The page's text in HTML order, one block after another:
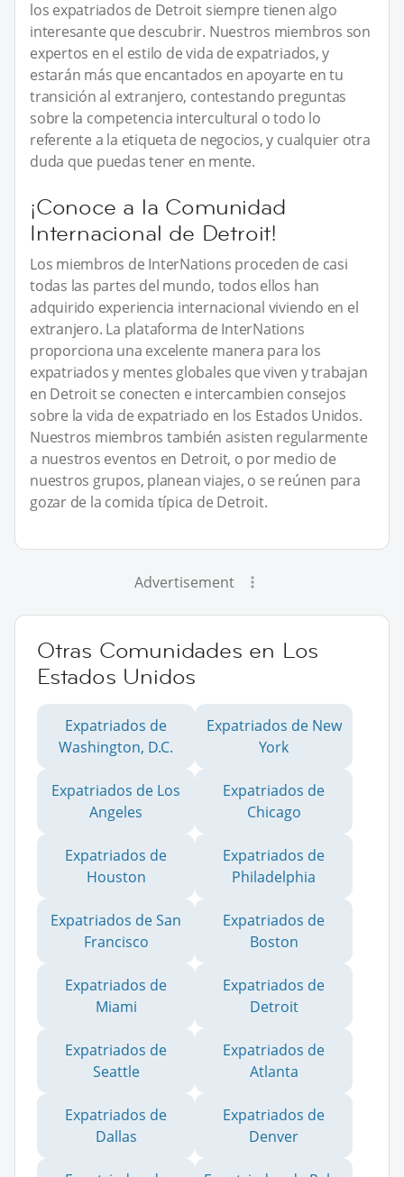
los expatriados de Detroit siempre tienen algo
interesante que descubrir. Nuestros miembros son
expertos en el estilo de vida de expatriados, y
estarán más que encantados en apoyarte en tu
transición al extranjero, contestando preguntas
sobre la competencia intercultural o todo lo
referente a la etiqueta de negocios, y cualquier otra
duda que puedas tener en mente.
¡Conoce a la Comunidad
Internacional de Detroit!
Los miembros de InterNations proceden de casi
todas las partes del mundo, todos ellos han
adquirido experiencia internacional viviendo en el
extranjero. La plataforma de InterNations
proporciona una excelente manera para los
expatriados y mentes globales que viven y trabajan
en Detroit se conecten e intercambien consejos
sobre la vida de expatriado en los Estados Unidos.
Nuestros miembros también asisten regularmente
a nuestros eventos en Detroit, o por medio de
nuestros grupos, planean viajes, o se reúnen para
gozar de la comida típica de Detroit.
Advertisement
Otras Comunidades en Los
Estados Unidos
Expatriados de
Washington, D.C.
Expatriados de New
York
Expatriados de Los
Angeles
Expatriados de
Chicago
Expatriados de
Houston
Expatriados de
Philadelphia
Expatriados de San
Francisco
Expatriados de
Boston
Expatriados de
Miami
Expatriados de
Detroit
Expatriados de
Seattle
Expatriados de
Atlanta
Expatriados de
Dallas
Expatriados de
Denver